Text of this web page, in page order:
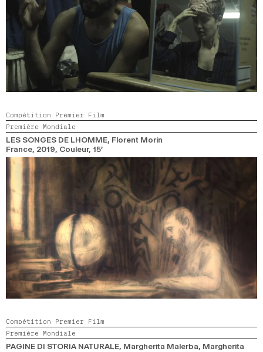
Compétition Premier Film
Première Mondiale
LES SONGES DE LHOMME, Florent Morin
France, 2019, Couleur, 15’
Compétition Premier Film
Première Mondiale
PAGINE DI STORIA NATURALE, Margherita Malerba, Margherita